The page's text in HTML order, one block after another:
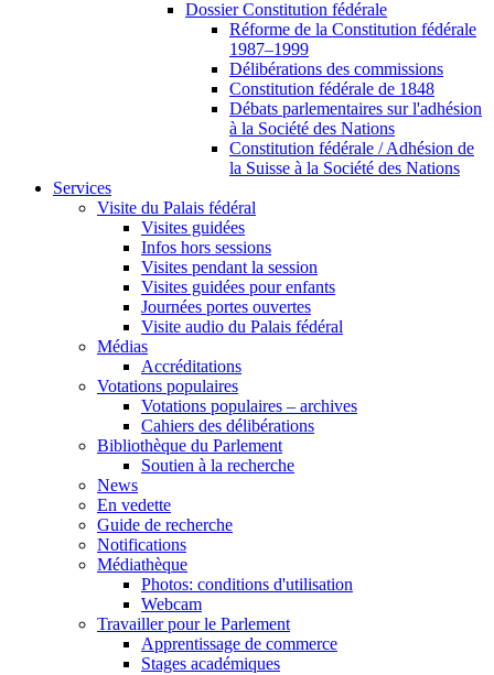
Dossier Constitution fédérale
Réforme de la Constitution fédérale
1987–1999
Délibérations des commissions
Constitution fédérale de 1848
Débats parlementaires sur l'adhésion
à la Société des Nations
Constitution fédérale / Adhésion de
la Suisse à la Société des Nations
Services
Visite du Palais fédéral
Visites guidées
Infos hors sessions
Visites pendant la session
Visites guidées pour enfants
Journées portes ouvertes
Visite audio du Palais fédéral
Médias
Accréditations
Votations populaires
Votations populaires – archives
Cahiers des délibérations
Bibliothèque du Parlement
Soutien à la recherche
News
En vedette
Guide de recherche
Notifications
Médiathèque
Photos: conditions d'utilisation
Webcam
Travailler pour le Parlement
Apprentissage de commerce
Stages académiques